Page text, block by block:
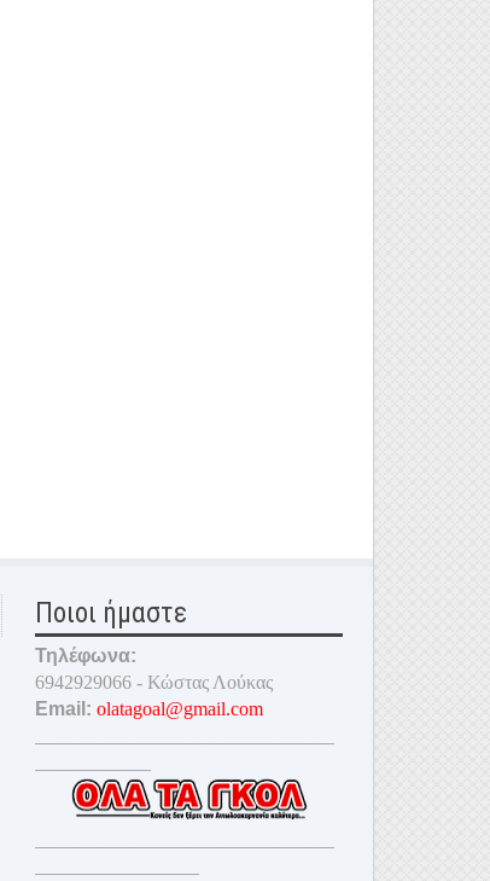
Ποιοι ήμαστε
Τηλέφωνα:
6942929066 - Κώστας Λούκας
Email: olatagoal@gmail.com